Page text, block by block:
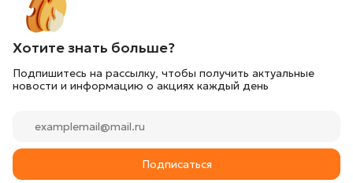
Хотите знать больше?
Подпишитесь на рассылку, чтобы получить актуальные
новости и информацию о акциях каждый день
Подписаться